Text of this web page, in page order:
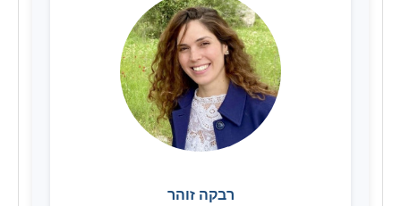
רבקה זוהר